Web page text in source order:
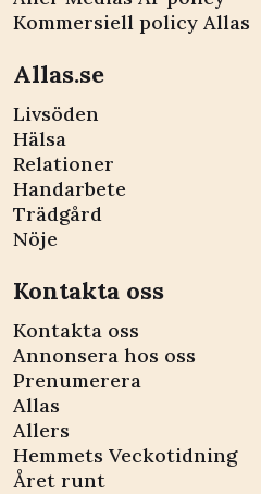
Kommersiell policy Allas
Allas.se
Livsöden
Hälsa
Relationer
Handarbete
Trädgård
Nöje
Kontakta oss
Kontakta oss
Annonsera hos oss
Prenumerera
Allas
Allers
Hemmets Veckotidning
Året runt